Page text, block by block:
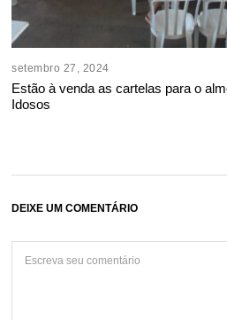
setembro 27, 2024
Estão à venda as cartelas para o
Idosos
DEIXE UM COMENTÁRIO